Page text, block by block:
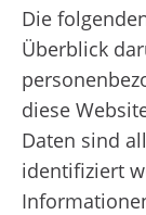
Die
Überblick
diese
Daten sind
identifiziert